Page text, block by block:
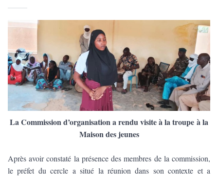
La Commission d’organisation a rendu visite à la troupe à la
Maison des jeunes
Après avoir constaté la présence des membres de la commission,
le préfet du cercle a situé la réunion dans son contexte et a